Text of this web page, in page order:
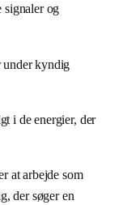
og
under kyndig
i de energier, der
at arbejde som
der søger en